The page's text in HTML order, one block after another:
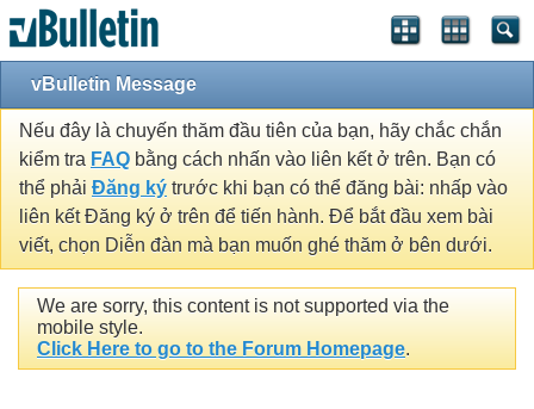
vBulletin Message
Nếu đây là chuyến thăm đầu tiên của bạn, hãy chắc chắn
kiểm tra FAQ bằng cách nhấn vào liên kết ở trên. Bạn có
thể phải Đăng ký trước khi bạn có thể đăng bài: nhấp vào
liên kết Đăng ký ở trên để tiến hành. Để bắt đầu xem bài
viết, chọn Diễn đàn mà bạn muốn ghé thăm ở bên dưới.
We are sorry, this content is not supported via the
mobile style.
Click Here to go to the Forum Homepage.